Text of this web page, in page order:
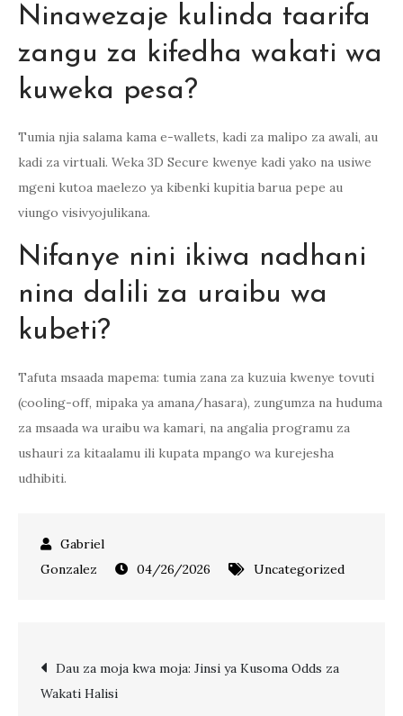
Ninawezaje kulinda taarifa
zangu za kifedha wakati wa
kuweka pesa?
Tumia njia salama kama e-wallets, kadi za malipo za awali, au
kadi za virtuali. Weka 3D Secure kwenye kadi yako na usiwe
mgeni kutoa maelezo ya kibenki kupitia barua pepe au
viungo visivyojulikana.
Nifanye nini ikiwa nadhani
nina dalili za uraibu wa
kubeti?
Tafuta msaada mapema: tumia zana za kuzuia kwenye tovuti
(cooling-off, mipaka ya amana/hasara), zungumza na huduma
za msaada wa uraibu wa kamari, na angalia programu za
ushauri za kitaalamu ili kupata mpango wa kurejesha
udhibiti.
04/26/2026 Uncategorized
Post
Dau za moja kwa moja: Jinsi ya Kusoma Odds za
Wakati Halisi